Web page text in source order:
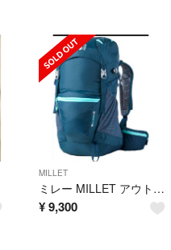
MILLET
ミレー MILLET アウトドア バックパック レディース ウェルキン 25 W
¥9,300